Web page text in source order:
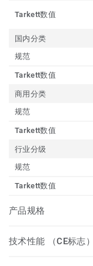
Tarkett数值
国内分类
规范
Tarkett数值
商用分类
规范
Tarkett数值
行业分级
规范
Tarkett数值
产品规格
技术性能 （CE标志）